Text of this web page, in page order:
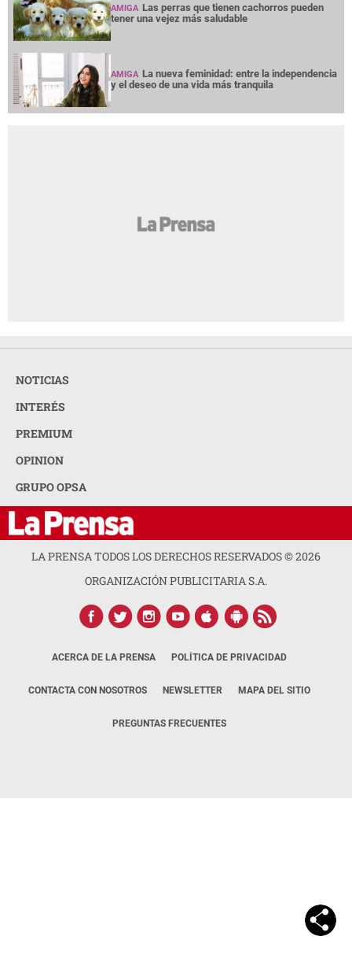
AMIGA Las perras que tienen cachorros pueden
tener una vejez más saludable
AMIGA La nueva feminidad: entre la independencia
y el deseo de una vida más tranquila
NOTICIAS
INTERÉS
PREMIUM
OPINION
GRUPO OPSA
LA PRENSA TODOS LOS DERECHOS RESERVADOS ©2026
ORGANIZACIÓN PUBLICITARIA S.A.
ACERCA DE LA PRENSA POLÍTICA DE PRIVACIDAD
CONTACTA CON NOSOTROS NEWSLETTER MAPA DEL SITIO
PREGUNTAS FRECUENTES